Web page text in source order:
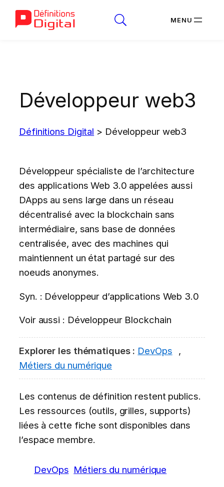
Développeur web3
Définitions Digital > Développeur web3
Développeur spécialiste de l’architecture
des applications Web 3.0 appelées aussi
DApps au sens large dans un réseau
décentralisé avec la blockchain sans
intermédiaire, sans base de données
centralisée, avec des machines qui
maintiennent un état partagé sur des
noeuds anonymes.
Syn. : Développeur d’applications Web 3.0
Voir aussi : Développeur Blockchain
Explorer les thématiques : DevOps
,
Métiers du numérique
Les contenus de définition restent publics.
Les ressources (outils, grilles, supports)
liées à cette fiche sont disponibles dans
l’espace membre.
DevOps Métiers du numérique